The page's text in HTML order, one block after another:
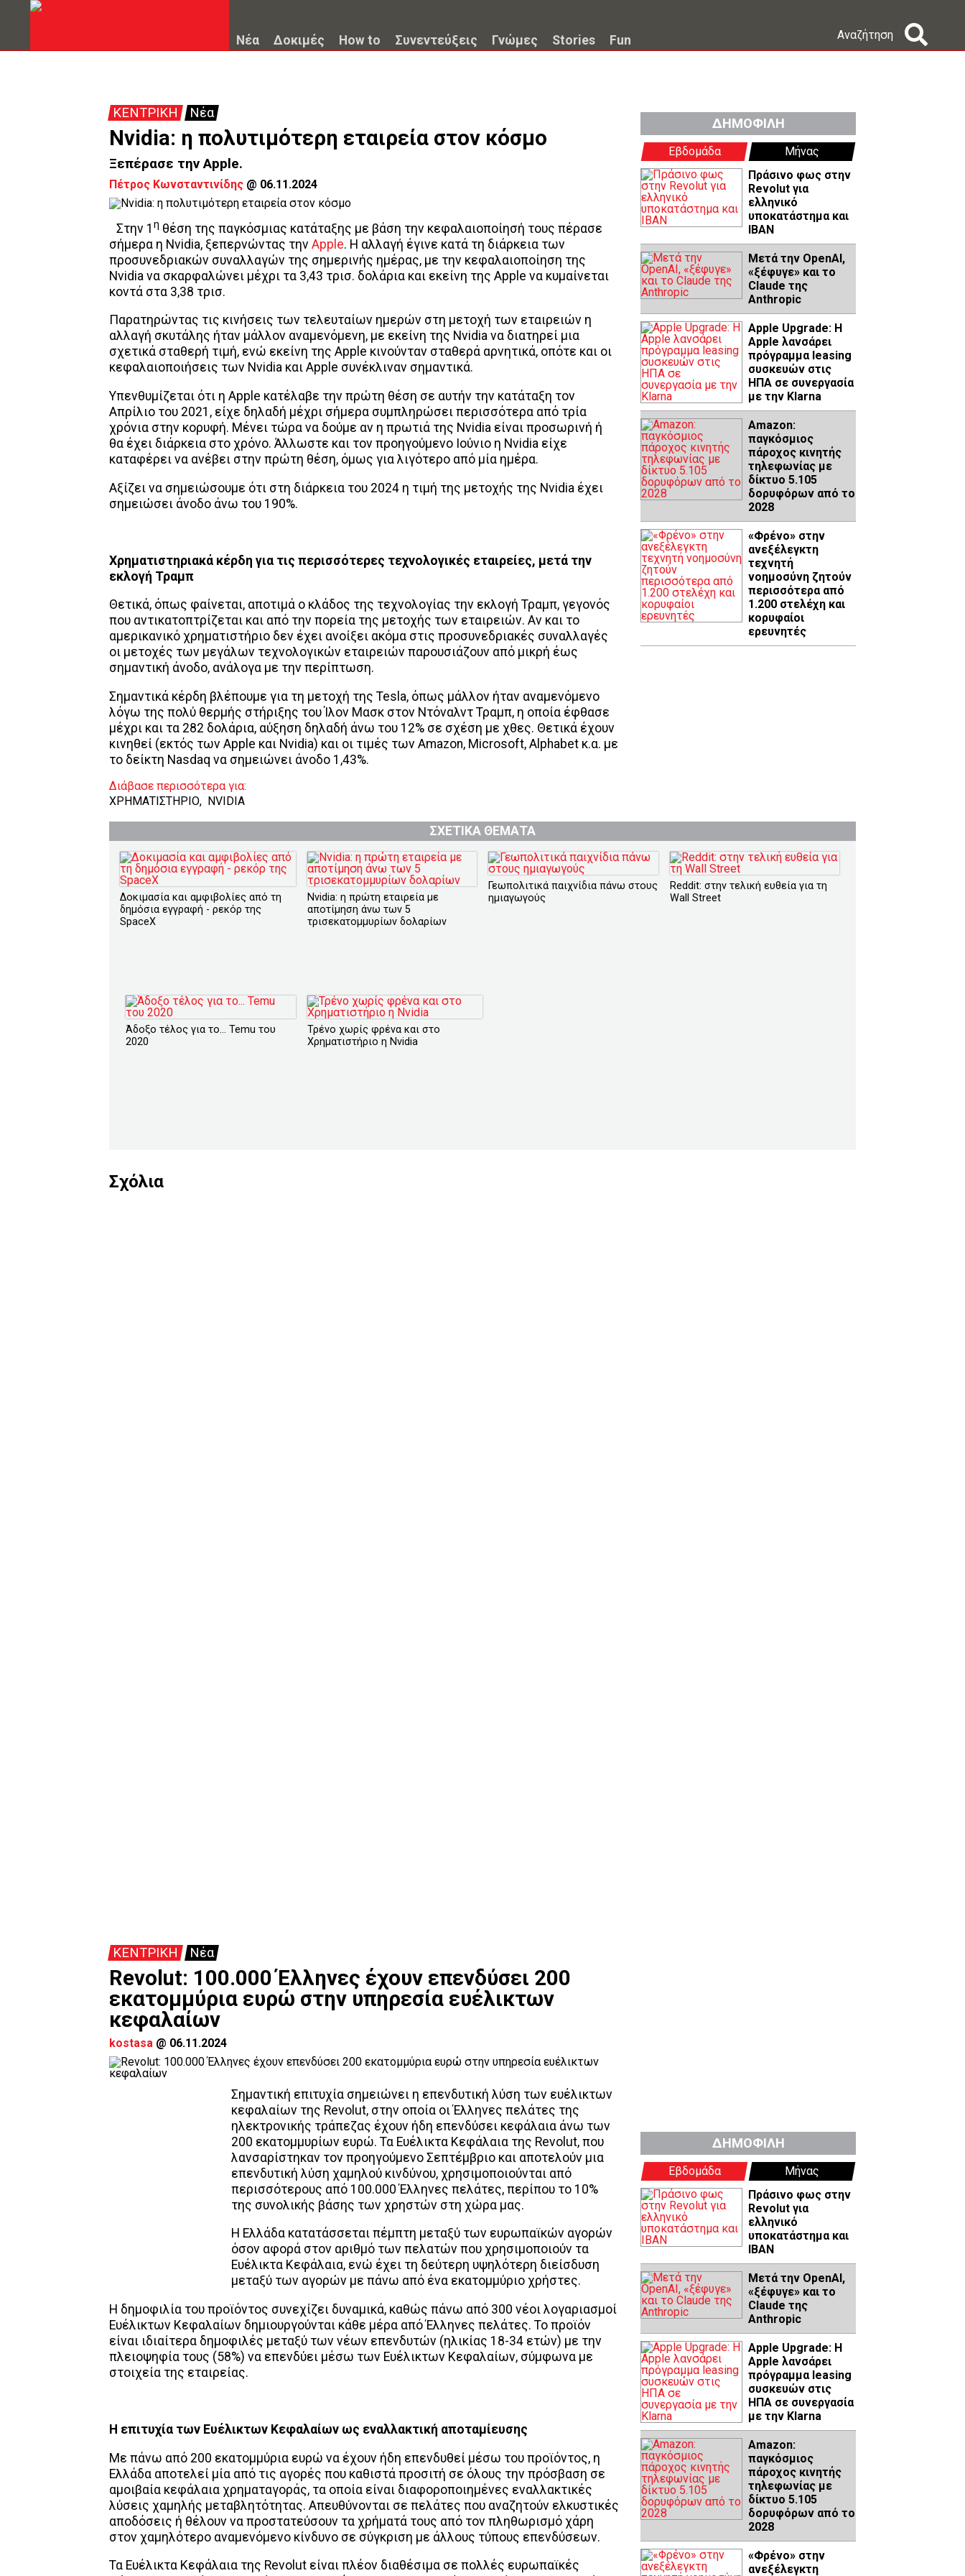
Νέα Δοκιμές How to Συνεντεύξεις Γνώμες Stories Fun Αναζήτηση
ΚΕΝΤΡΙΚΗ Νέα
Nvidia: η πολυτιμότερη εταιρεία στον κόσμο
Ξεπέρασε την Apple.
Πέτρος Κωνσταντινίδης @ 06.11.2024
Στην 1 η θέση της παγκόσμιας κατάταξης με βάση την κεφαλαιοποίησή τους πέρασε
σήμερα η Nvidia, ξεπερνώντας την Apple. Η αλλαγή έγινε κατά τη διάρκεια των
προσυνεδριακών συναλλαγών της σημερινής ημέρας, με την κεφαλαιοποίηση της
Nvidia να σκαρφαλώνει μέχρι τα 3,43 τρισ. δολάρια και εκείνη της Apple να κυμαίνεται
κοντά στα 3,38 τρισ.
Παρατηρώντας τις κινήσεις των τελευταίων ημερών στη μετοχή των εταιρειών η
αλλαγή σκυτάλης ήταν μάλλον αναμενόμενη, με εκείνη της Nvidia να διατηρεί μια
σχετικά σταθερή τιμή, ενώ εκείνη της Apple κινούνταν σταθερά αρνητικά, οπότε και οι
κεφαλαιοποιήσεις των Nvidia και Apple συνέκλιναν σημαντικά.
Υπενθυμίζεται ότι η Apple κατέλαβε την πρώτη θέση σε αυτήν την κατάταξη τον
Απρίλιο του 2021, είχε δηλαδή μέχρι σήμερα συμπληρώσει περισσότερα από τρία
χρόνια στην κορυφή. Μένει τώρα να δούμε αν η πρωτιά της Nvidia είναι προσωρινή ή
θα έχει διάρκεια στο χρόνο. Άλλωστε και τον προηγούμενο Ιούνιο η Nvidia είχε
καταφέρει να ανέβει στην πρώτη θέση, όμως για λιγότερο από μία ημέρα.
Αξίζει να σημειώσουμε ότι στη διάρκεια του 2024 η τιμή της μετοχής της Nvidia έχει
σημειώσει άνοδο άνω του 190%.
Χρηματιστηριακά κέρδη για τις περισσότερες τεχνολογικές εταιρείες, μετά την
εκλογή Τραμπ
Θετικά, όπως φαίνεται, αποτιμά ο κλάδος της τεχνολογίας την εκλογή Τραμπ, γεγονός
που αντικατοπτρίζεται και από την πορεία της μετοχής των εταιρειών. Αν και το
αμερικανικό χρηματιστήριο δεν έχει ανοίξει ακόμα στις προσυνεδριακές συναλλαγές
οι μετοχές των μεγάλων τεχνολογικών εταιρειών παρουσιάζουν από μικρή έως
σημαντική άνοδο, ανάλογα με την περίπτωση.
Σημαντικά κέρδη βλέπουμε για τη μετοχή της Tesla, όπως μάλλον ήταν αναμενόμενο
λόγω της πολύ θερμής στήριξης του Ίλον Μασκ στον Ντόναλντ Τραμπ, η οποία έφθασε
μέχρι και τα 282 δολάρια, αύξηση δηλαδή άνω του 12% σε σχέση με χθες. Θετικά έχουν
κινηθεί (εκτός των Apple και Nvidia) και οι τιμές των Amazon, Microsoft, Alphabet κ.α. με
το δείκτη Nasdaq να σημειώνει άνοδο 1,43%.
ΔΗΜΟΦΙΛΗ
Εβδομάδα
Μήνας
Πράσινο φως στην
Revolut για
ελληνικό
υποκατάστημα και
IBAN
Μετά την OpenAI,
«ξέφυγε» και το
Claude της
Anthropic
Apple Upgrade: Η
Apple λανσάρει
πρόγραμμα leasing
συσκευών στις
ΗΠΑ σε συνεργασία
με την Klarna
Amazon:
παγκόσμιος
πάροχος κινητής
τηλεφωνίας με
δίκτυο 5.105
δορυφόρων από το
2028
«Φρένο» στην
ανεξέλεγκτη
τεχνητή
νοημοσύνη ζητούν
περισσότερα από
1.200 στελέχη και
κορυφαίοι
ερευνητές
Διάβασε περισσότερα για:
ΧΡΗΜΑΤΙΣΤΗΡΙΟ, NVIDIA
ΣΧΕΤΙΚΑ ΘΕΜΑΤΑ
Δοκιμασία και αμφιβολίες από τη
δημόσια εγγραφή - ρεκόρ της
SpaceX
Nvidia: η πρώτη εταιρεία με
αποτίμηση άνω των 5
τρισεκατομμυρίων δολαρίων
Γεωπολιτικά παιχνίδια πάνω στους
ημιαγωγούς
Reddit: στην τελική ευθεία για τη
Wall Street
Άδοξο τέλος για το... Temu του
2020
Τρένο χωρίς φρένα και στο
Χρηματιστήριο η Nvidia
Σχόλια
ΚΕΝΤΡΙΚΗ Νέα
Revolut: 100.000 Έλληνες έχουν επενδύσει 200
εκατομμύρια ευρώ στην υπηρεσία ευέλικτων
κεφαλαίων
kostasa @ 06.11.2024
Σημαντική επιτυχία σημειώνει η επενδυτική λύση των ευέλικτων
κεφαλαίων της Revolut, στην οποία οι Έλληνες πελάτες της
ηλεκτρονικής τράπεζας έχουν ήδη επενδύσει κεφάλαια άνω των
200 εκατομμυρίων ευρώ. Τα Ευέλικτα Κεφάλαια της Revolut, που
λανσαρίστηκαν τον προηγούμενο Σεπτέμβριο και αποτελούν μια
επενδυτική λύση χαμηλού κινδύνου, χρησιμοποιούνται από
περισσότερους από 100.000 Έλληνες πελάτες, περίπου το 10%
της συνολικής βάσης των χρηστών στη χώρα μας.
Η Ελλάδα κατατάσσεται πέμπτη μεταξύ των ευρωπαϊκών αγορών
όσον αφορά στον αριθμό των πελατών που χρησιμοποιούν τα
Ευέλικτα Κεφάλαια, ενώ έχει τη δεύτερη υψηλότερη διείσδυση
μεταξύ των αγορών με πάνω από ένα εκατομμύριο χρήστες.
Η δημοφιλία του προϊόντος συνεχίζει δυναμικά, καθώς πάνω από 300 νέοι λογαριασμοί
Ευέλικτων Κεφαλαίων δημιουργούνται κάθε μέρα από Έλληνες πελάτες. Το προϊόν
είναι ιδιαίτερα δημοφιλές μεταξύ των νέων επενδυτών (ηλικίας 18-34 ετών) με την
πλειοψηφία τους (58%) να επενδύει μέσω των Ευέλικτων Κεφαλαίων, σύμφωνα με
στοιχεία της εταιρείας.
Η επιτυχία των Ευέλικτων Κεφαλαίων ως εναλλακτική αποταμίευσης
Με πάνω από 200 εκατομμύρια ευρώ να έχουν ήδη επενδυθεί μέσω του προϊόντος, η
Ελλάδα αποτελεί μία από τις αγορές που καθιστά προσιτή σε όλους την πρόσβαση σε
αμοιβαία κεφάλαια χρηματαγοράς, τα οποία είναι διαφοροποιημένες εναλλακτικές
λύσεις χαμηλής μεταβλητότητας. Απευθύνονται σε πελάτες που αναζητούν ελκυστικές
αποδόσεις ή θέλουν να προστατεύσουν τα χρήματά τους από τον πληθωρισμό χάρη
στον χαμηλότερο αναμενόμενο κίνδυνο σε σύγκριση με άλλους τύπους επενδύσεων.
Τα Ευέλικτα Κεφάλαια της Revolut είναι πλέον διαθέσιμα σε πολλές ευρωπαϊκές
ΔΗΜΟΦΙΛΗ
Εβδομάδα
Μήνας
Πράσινο φως στην
Revolut για
ελληνικό
υποκατάστημα και
IBAN
Μετά την OpenAI,
«ξέφυγε» και το
Claude της
Anthropic
Apple Upgrade: Η
Apple λανσάρει
πρόγραμμα leasing
συσκευών στις
ΗΠΑ σε συνεργασία
με την Klarna
Amazon:
παγκόσμιος
πάροχος κινητής
τηλεφωνίας με
δίκτυο 5.105
δορυφόρων από το
2028
«Φρένο» στην
ανεξέλεγκτη